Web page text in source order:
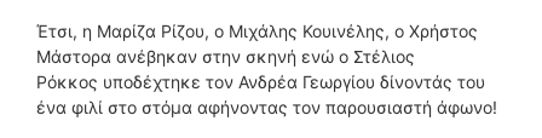
Έτσι, η Μαρίζα Ρίζου, ο Μιχάλης Κουινέλης, ο Χρήστος
Μάστορα ανέβηκαν στην σκηνή ενώ ο Στέλιος
Ρόκκος υποδέχτηκε τον Ανδρέα Γεωργίου δίνοντάς του
ένα φιλί στο στόμα αφήνοντας τον παρουσιαστή άφωνο!